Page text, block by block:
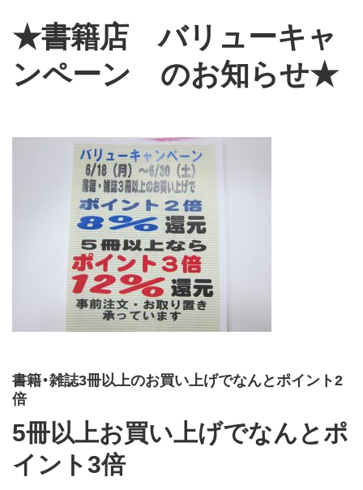
★書籍店バリューキャ
ンペーン のお知らせ★
書籍・雑誌3冊以上のお買い上げでなんとポイント2
倍
5冊以上お買い上げでなんとポ
イント3倍